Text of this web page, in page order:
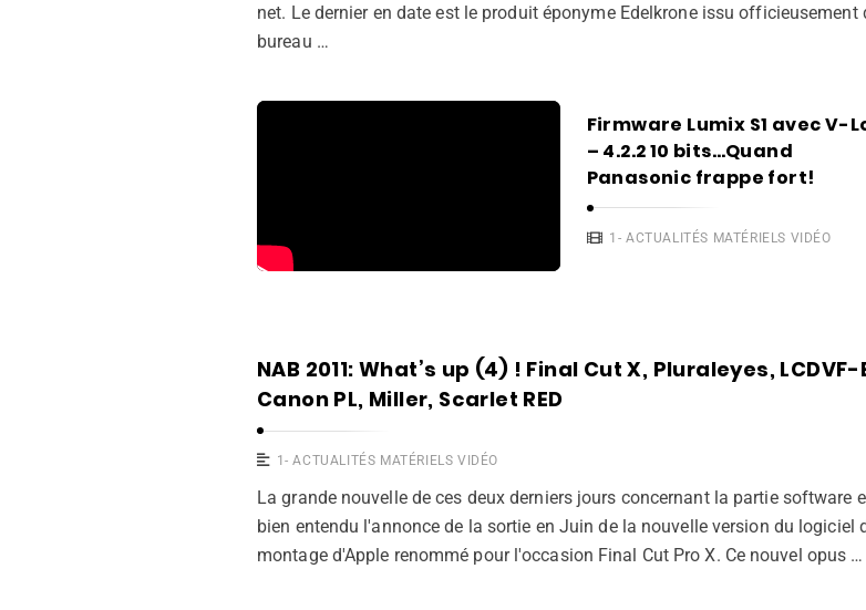
net. Le dernier en date est le produit éponyme Edelkrone issu officieusement
bureau …
Firmware Lumix S1 avec V-
– 4.2.2 10 bits…Quand
Panasonic frappe fort!
1- ACTUALITÉS MATÉRIELS VIDÉO
NAB 2011: What’s up (4) ! Final Cut X, Pluraleyes, LCDVF-
Canon PL, Miller, Scarlet RED
1- ACTUALITÉS MATÉRIELS VIDÉO
La grande nouvelle de ces deux derniers jours concernant la partie software
bien entendu l'annonce de la sortie en Juin de la nouvelle version du logiciel
montage d'Apple renommé pour l'occasion Final Cut Pro X. Ce nouvel opus …